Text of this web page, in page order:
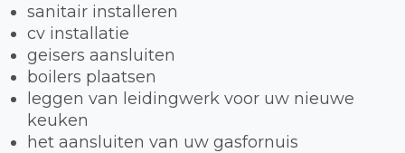
sanitair installeren
cv installatie
geisers aansluiten
boilers plaatsen
leggen van leidingwerk voor uw nieuwe
keuken
het aansluiten van uw gasfornuis